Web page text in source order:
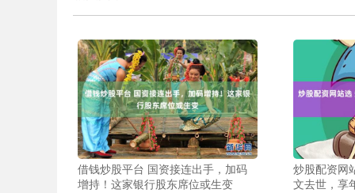
借钱炒股平台 国资接连出手，加码
增持！这家银行股东席位或生变
炒股配资网
文去世，享